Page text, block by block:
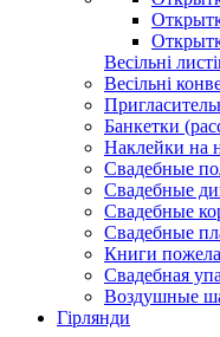
Весільні
Весільні
Банкетки
Наклейки на
Свадебные
Свадебные
Свадебные
Свадебные
Книги
Свадебная
Воздушные
Гірлянди